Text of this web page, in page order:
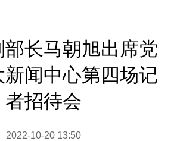
长马朝旭出席党
新闻中心第四场记
者招待会
2022-10-20 13:50